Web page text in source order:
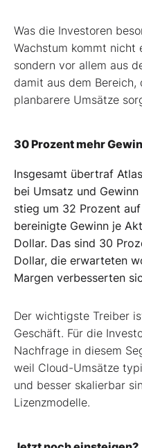
Was die Investoren
Wachstum kommt nicht
sondern vor allem aus
damit aus dem
planbarere Umsätze
30 Prozent mehr
Insgesamt übertraf
bei Umsatz und
stieg um 32 Prozent
bereinigte Gewinn je
Dollar. Das sind 30
Dollar, die erwarteten
Margen verbesserten
Der wichtigste Treiber
Geschäft. Für die
Nachfrage in diesem
weil Cloud-Umsätze
und besser skalierbar
Lizenzmodelle.